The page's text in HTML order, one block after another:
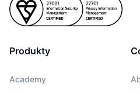
Produkty
Academy